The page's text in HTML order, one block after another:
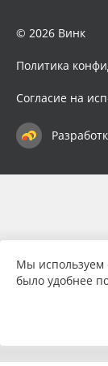
© 2026 Винк
Политика
Согласие на
Мы используем
было удобнее